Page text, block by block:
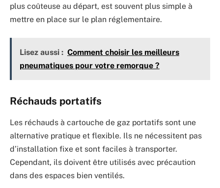
plus coûteuse au départ, est souvent plus simple à
mettre en place sur le plan réglementaire.
Lisez aussi : Comment choisir les meilleurs
pneumatiques pour votre remorque ?
Réchauds portatifs
Les réchauds à cartouche de gaz portatifs sont une
alternative pratique et flexible. Ils ne nécessitent pas
d’installation fixe et sont faciles à transporter.
Cependant, ils doivent être utilisés avec précaution
dans des espaces bien ventilés.